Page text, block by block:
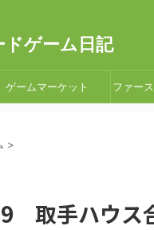
ドゲーム日記
ゲームマーケット ファー
>
取手ハウス